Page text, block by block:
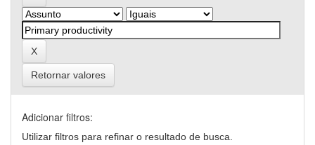
Retornar valores
Adicionar filtros:
Utilizar filtros para refinar o resultado de busca.